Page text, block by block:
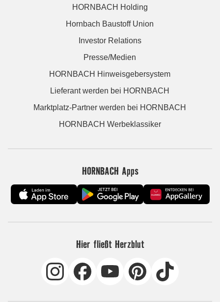
HORNBACH Holding
Hornbach Baustoff Union
Investor Relations
Presse/Medien
HORNBACH Hinweisgebersystem
Lieferant werden bei HORNBACH
Marktplatz-Partner werden bei HORNBACH
HORNBACH Werbeklassiker
HORNBACH Apps
Hier fließt Herzblut